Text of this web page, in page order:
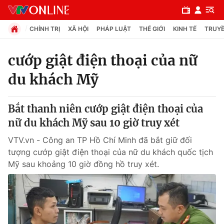
Chuyên mục
Chính trị
Xã hội
Pháp luật
Y tế
Thế giới
CHÍNH TRỊ XÃ HỘI PHÁP LUẬT THẾ GIỚI KINH TẾ
cướp giật điện thoại của nữ
du khách Mỹ
Bắt thanh niên cướp giật điện thoại của
nữ du khách Mỹ sau 10 giờ truy xét
VTV.vn - Công an TP Hồ Chí Minh đã bắt giữ đối
tượng cướp giật điện thoại của nữ du khách quốc tịch
Mỹ sau khoảng 10 giờ đồng hồ truy xét.